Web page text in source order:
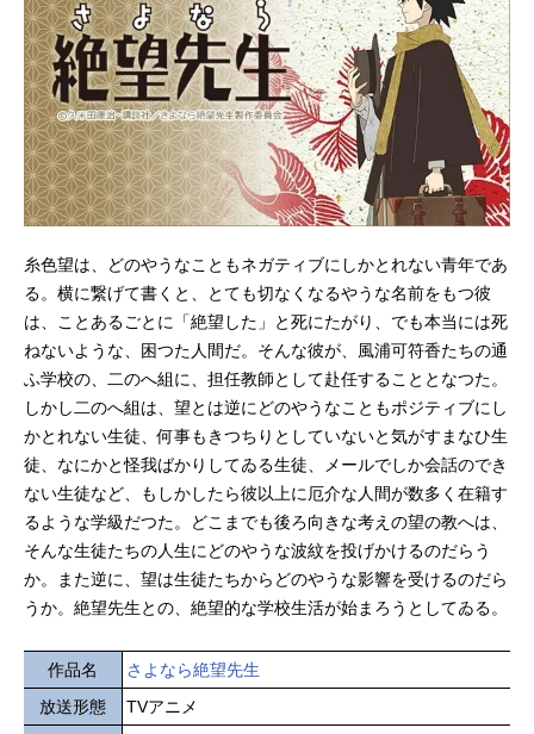
糸色望は、どのやうなこともネガティブにしかとれない青年であ
る。横に繋げて書くと、とても切なくなるやうな名前をもつ彼
は、ことあるごとに「絶望した」と死にたがり、でも本当には死
ねないような、困つた人間だ。そんな彼が、風浦可符香たちの通
ふ学校の、二のへ組に、担任教師として赴任することとなつた。
しかし二のへ組は、望とは逆にどのやうなこともポジティブにし
かとれない生徒、何事もきつちりとしていないと気がすまなひ生
徒、なにかと怪我ばかりしてゐる生徒、メールでしか会話のでき
ない生徒など、もしかしたら彼以上に厄介な人間が数多く在籍す
るような学級だつた。どこまでも後ろ向きな考えの望の教へは、
そんな生徒たちの人生にどのやうな波紋を投げかけるのだらう
か。また逆に、望は生徒たちからどのやうな影響を受けるのだら
うか。絶望先生との、絶望的な学校生活が始まろうとしてゐる。
作品名
さよなら絶望先生
放送形態
TVアニメ